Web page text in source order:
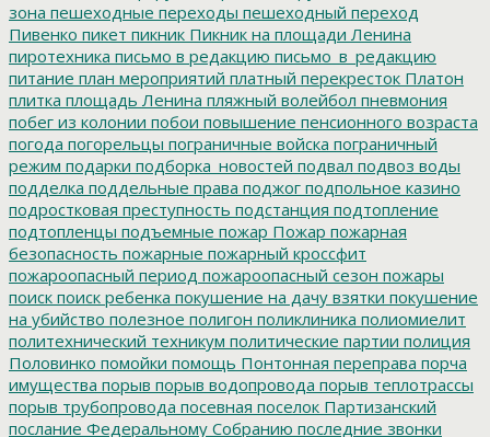
зона пешеходные переходы пешеходный переход
Пивенко пикет пикник Пикник на площади Ленина
пиротехника письмо в редакцию письмо_в_редакцию
питание план мероприятий платный перекресток Платон
плитка площадь Ленина пляжный волейбол пневмония
побег из колонии побои повышение пенсионного возраста
погода погорельцы пограничные войска пограничный
режим подарки подборка_новостей подвал подвоз воды
подделка поддельные права поджог подпольное казино
подростковая преступность подстанция подтопление
подтопленцы подъемные пожар Пожар пожарная
безопасность пожарные пожарный кроссфит
пожароопасный период пожароопасный сезон пожары
поиск поиск ребенка покушение на дачу взятки покушение
на убийство полезное полигон поликлиника полиомиелит
политехнический техникум политические партии полиция
Половинко помойки помощь Понтонная переправа порча
имущества порыв порыв водопровода порыв теплотрассы
порыв трубопровода посевная поселок Партизанский
послание Федеральному Собранию последние звонки